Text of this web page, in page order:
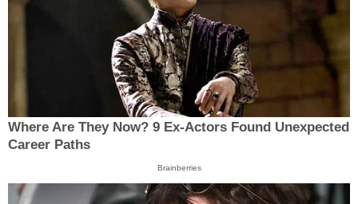
Where Are They Now? 9 Ex-Actors Found Unexpected
Career Paths
Brainberries